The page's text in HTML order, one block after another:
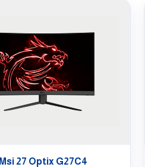
Msi 27 Optix G27C4